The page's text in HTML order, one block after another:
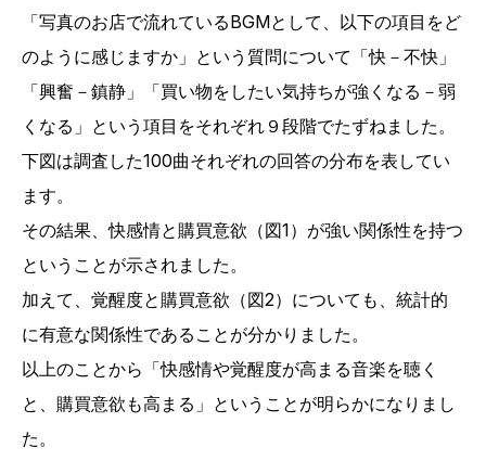
「写真のお店で流れているBGMとして、以下の項目をど
のように感じますか」という質問について「快－不快」
「興奮－鎮静」「買い物をしたい気持ちが強くなる－弱
くなる」という項目をそれぞれ９段階でたずねました。
下図は調査した100曲それぞれの回答の分布を表してい
ます。
その結果、快感情と購買意欲（図1）が強い関係性を持つ
ということが示されました。
加えて、覚醒度と購買意欲（図2）についても、統計的
に有意な関係性であることが分かりました。
以上のことから「快感情や覚醒度が高まる音楽を聴く
と、購買意欲も高まる」ということが明らかになりまし
た。